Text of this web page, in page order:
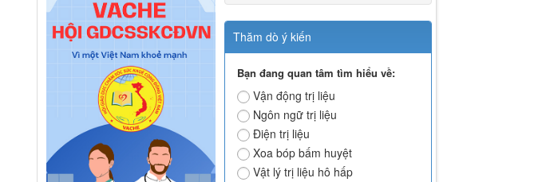
Thăm dò ý kiến
Bạn đang quan tâm tìm hiểu về:
Vận động trị liệu
Ngôn ngữ trị liệu
Điện trị liệu
Xoa bóp bấm huyệt
Vật lý trị liệu hô hấp